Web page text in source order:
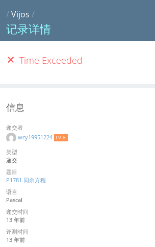
/Vijos /
记录详情
Time Exceeded
信息
递交者
wcy19951224 LV 8
类型
递交
题目
P1781 同余方程
语言
Pascal
递交时间
13 年前
评测时间
13 年前